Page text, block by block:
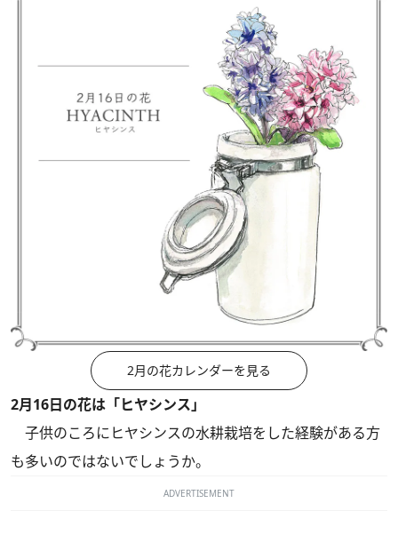
2月の花カレンダーを見る
2月16日の花は「ヒヤシンス」
子供のころにヒヤシンスの水耕栽培をした経験がある方
も多いのではないでしょうか。
ADVERTISEMENT